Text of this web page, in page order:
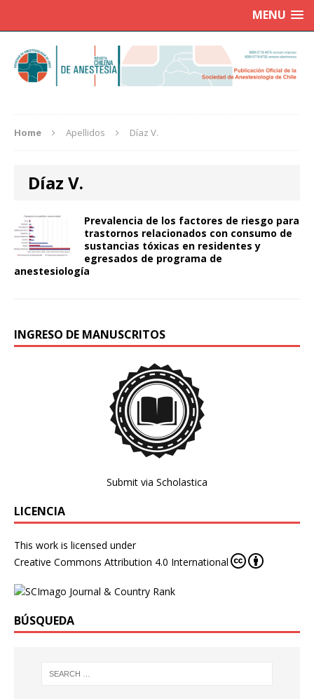
MENU
Home Apellidos Díaz V.
Díaz V.
Prevalencia de los factores de riesgo para
trastornos relacionados con consumo de
sustancias tóxicas en residentes y
egresados de programa de
anestesiología
INGRESO DE MANUSCRITOS
Submit via Scholastica
LICENCIA
This work is licensed under
Creative Commons Attribution 4.0 International
BÚSQUEDA